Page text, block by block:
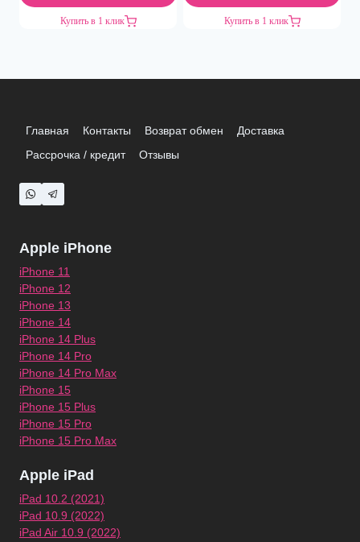
Купить в 1 клик Купить в 1 клик
Главная Контакты Возврат обмен
Доставка
Рассрочка / кредит
Отзывы
Apple iPhone
iPhone 11
iPhone 12
iPhone 13
iPhone 14
iPhone 14 Plus
iPhone 14 Pro
iPhone 14 Pro Max
iPhone 15
iPhone 15 Plus
iPhone 15 Pro
iPhone 15 Pro Max
Apple iPad
iPad 10.2 (2021)
iPad 10.9 (2022)
iPad Air 10.9 (2022)